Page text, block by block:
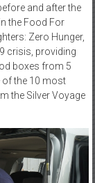
and after the
the Food For
Zero Hunger,
crisis, providing
boxes from 5
of the 10 most
the Silver Voyage